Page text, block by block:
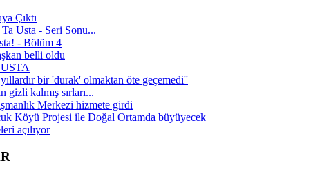
Çıktı
Usta - Seri Sonu...
- Bölüm 4
belli oldu
bir 'durak' olmaktan öte geçemedi''
gizli kalmış sırları...
Merkezi hizmete girdi
Köyü Projesi ile Doğal Ortamda büyüyecek
açılıyor